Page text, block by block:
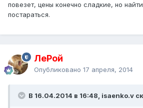
повезет, цены конечно сладкие, но
постараться.
ЛеРой
Опубликовано 17 апреля, 2014
В 16.04.2014 в 16:48, isaenko.v